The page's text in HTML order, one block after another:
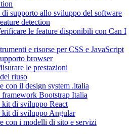
supporto allo sviluppo del software
detection
le feature disponibili con Can I
e risorse per CSS e JavaScript
browser
le prestazioni
riuso
con il design system .italia
Bootstrap Italia
di sviluppo React
kit di sviluppo Angular
con i modelli di sito e servizi